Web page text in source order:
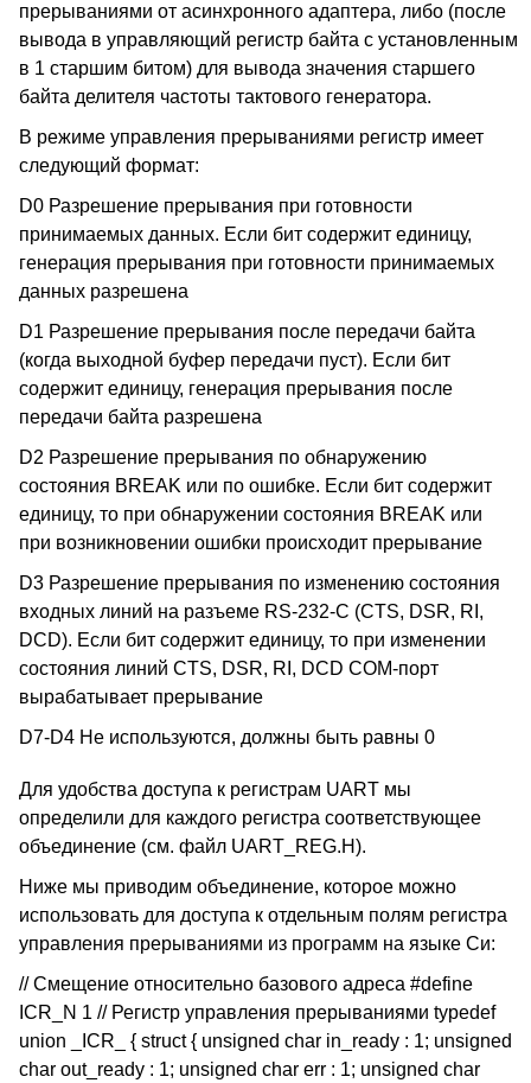
прерываниями от асинхронного адаптера, либо (после
вывода в управляющий регистр байта с установленным
в 1 старшим битом) для вывода значения старшего
байта делителя частоты тактового генератора.
В режиме управления прерываниями регистр имеет
следующий формат:
D0 Разрешение прерывания при готовности
принимаемых данных. Если бит содержит единицу,
генерация прерывания при готовности принимаемых
данных разрешена
D1 Разрешение прерывания после передачи байта
(когда выходной буфер передачи пуст). Если бит
содержит единицу, генерация прерывания после
передачи байта разрешена
D2 Разрешение прерывания по обнаружению
состояния BREAK или по ошибке. Если бит содержит
единицу, то при обнаружении состояния BREAK или
при возникновении ошибки происходит прерывание
D3 Разрешение прерывания по изменению состояния
входных линий на разъеме RS-232-C (CTS, DSR, RI,
DCD). Если бит содержит единицу, то при изменении
состояния линий CTS, DSR, RI, DCD COM-порт
вырабатывает прерывание
D7-D4 Не используются, должны быть равны 0
Для удобства доступа к регистрам UART мы
определили для каждого регистра соответствующее
объединение (см. файл UART_REG.H).
Ниже мы приводим объединение, которое можно
использовать для доступа к отдельным полям регистра
управления прерываниями из программ на языке Си:
// Смещение относительно базового адреса #define
ICR_N 1 // Регистр управления прерываниями typedef
union _ICR_ { struct { unsigned char in_ready : 1; unsigned
char out_ready : 1; unsigned char err : 1; unsigned char